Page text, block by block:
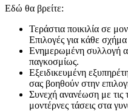
Εδώ θα βρείτε:
Τεράστια ποικιλία σε
Επιλογές για κάθε
Ενημερωμένη συλλογή
παγκοσμίως.
Εξειδικευμένη
σας βοηθούν στην
Συνεχή ανανέωση με τις
μοντέρνες τάσεις στα